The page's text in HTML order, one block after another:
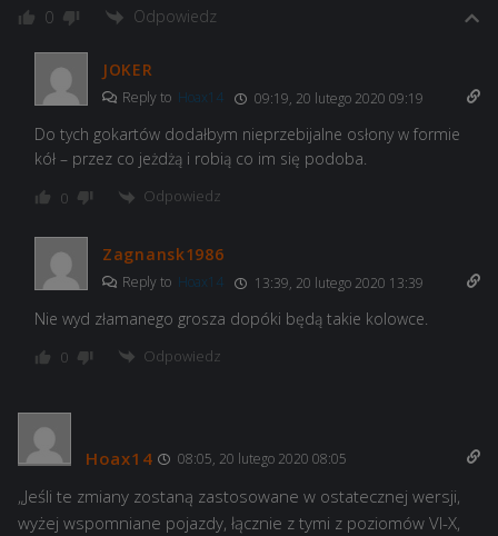
0 Odpowiedz
JOKER
Reply to Hoax14 09:19, 20 lutego 2020 09:19
Do tych gokartów dodałbym nieprzebijalne osłony w formie
kół – przez co jeżdżą i robią co im się podoba.
0 Odpowiedz
Zagnansk1986
Reply to Hoax14 13:39, 20 lutego 2020 13:39
Nie wyd złamanego grosza dopóki będą takie kolowce.
0 Odpowiedz
Hoax14 08:05, 20 lutego 2020 08:05
„Jeśli te zmiany zostaną zastosowane w ostatecznej wersji,
wyżej wspomniane pojazdy, łącznie z tymi z poziomów VI-X,